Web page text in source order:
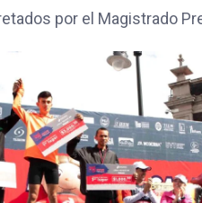
por el Magistrado